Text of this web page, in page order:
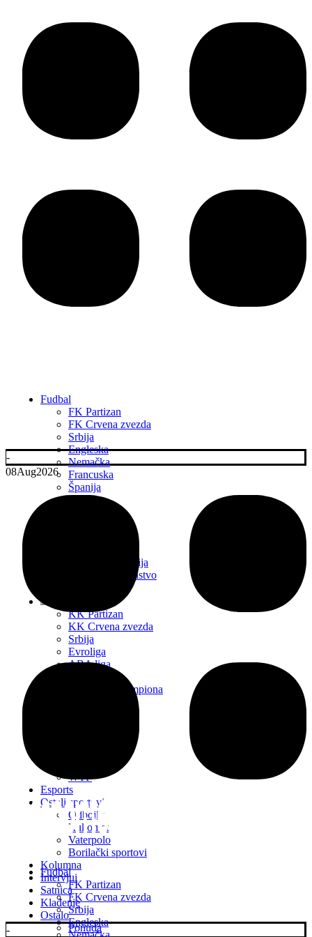
Fudbal
FK Partizan
FK Crvena zvezda
Srbija
Engleska
Nemačka
Francuska
Španija
Italija
Liga Konferencija
Evropsko prvenstvo
KK Partizan
KK Crvena zvezda
Srbija
Evroliga
ABA liga
FIBA Liga Šampiona
WTP
Esports
Ostali sportovi
Odbojka
Rukomet
Vaterpolo
Borilački sportovi
Kolumna
Intervjui
Satnica
Klađenje
Ostalo
Ponuda
-
08Aug2026
Fudbal
FK Partizan
FK Crvena zvezda
Srbija
Engleska
Nemačka
-